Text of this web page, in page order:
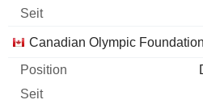
Canadian Olympic Foundation